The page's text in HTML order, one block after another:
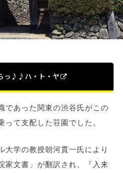
っ♪♪ハ・ト・ヤ
であった関東の渋谷氏がこの
て支配した荘園でした。
大学の教授朝河貫一氏により
家文書」が翻訳され、『入来